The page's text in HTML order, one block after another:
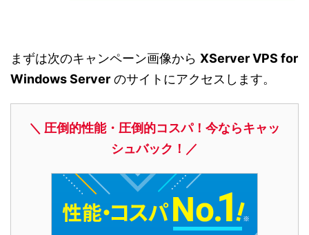
まずは次のキャンペーン画像から XServer VPS for
Windows Server のサイトにアクセスします。
＼ 圧倒的性能・圧倒的コスパ！今ならキャッ
シュバック！／